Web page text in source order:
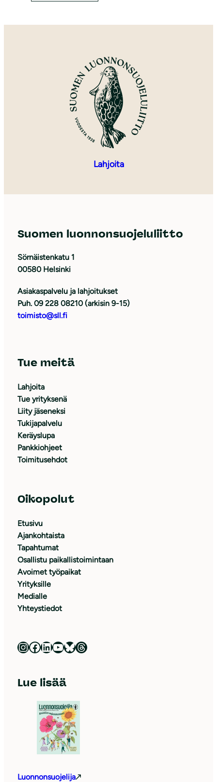
Lahjoita
Suomen luonnonsuojeluliitto
Sörnäistenkatu 1
00580 Helsinki
Asiakaspalvelu ja lahjoitukset
Puh. 09 228 08210 (arkisin 9-15)
toimisto@sll.fi
Tue meitä
Lahjoita
Tue yrityksenä
Liity jäseneksi
Tukijapalvelu
Keräyslupa
Pankkiohjeet
Toimitusehdot
Oikopolut
Etusivu
Ajankohtaista
Tapahtumat
Osallistu paikallistoimintaan
Avoimet työpaikat
Yrityksille
Medialle
Yhteystiedot
Luonnonsuojeluliitto Instagramissa Luonnonsuojeluliitto Facebookissa Luonnonsuojeluliitto LinkedInissä Luonnonsuojeluliiton YouTube-kanava Luonnonsuojeluliitto Blueskyssa Luonnonsuojeluliitto Threadsissa
Lue lisää
Luonnonsuojelija